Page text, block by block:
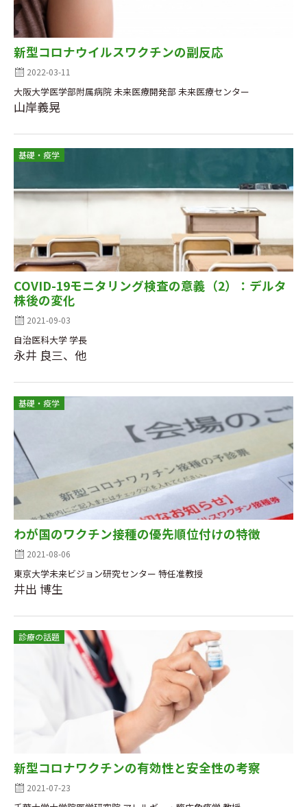
新型コロナウイルスワクチンの副反応
2022-03-11
大阪大学医学部附属病院 未来医療開発部 未来医療センター
山岸義晃
基礎・疫学
COVID-19モニタリング検査の意義（2）：デルタ
株後の変化
2021-09-03
自治医科大学 学長
永井 良三、他
基礎・疫学
わが国のワクチン接種の優先順位付けの特徴
2021-08-06
東京大学未来ビジョン研究センター 特任准教授
井出 博生
診療の話題
新型コロナワクチンの有効性と安全性の考察
2021-07-23